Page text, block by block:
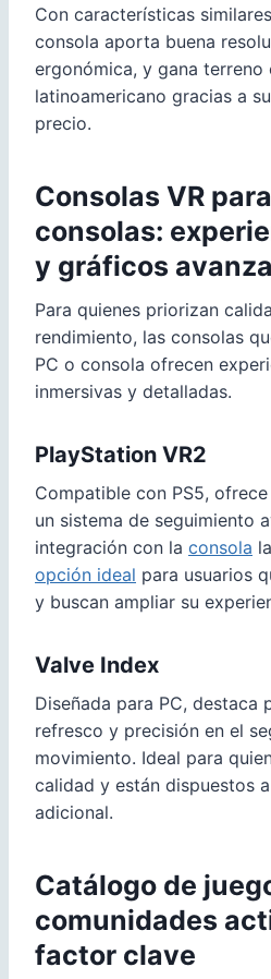
Con características
consola aporta buena
ergonómica, y gana terreno
latinoamericano gracias a
precio.
Consolas VR
consolas:
y gráficos
Para quienes priorizan
rendimiento, las consolas
PC o consola ofrecen
inmersivas y detalladas.
PlayStation VR2
Compatible con PS5,
un sistema de seguimiento
integración con la consola
opción ideal para usuarios
y buscan ampliar su
Valve Index
Diseñada para PC, destaca
refresco y precisión en el
movimiento. Ideal para
calidad y están dispuestos
adicional.
Catálogo de
comunidades
factor clave